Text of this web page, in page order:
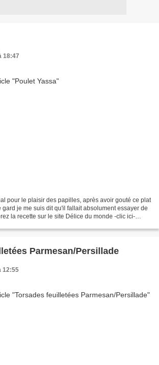
18:47
pour le plaisir des papilles, après avoir gouté ce plat
gard je me suis dit qu'il fallait absolument essayer de
la recette sur le site Délice du monde -clic ici-
Parmesan/Persillade
12:55